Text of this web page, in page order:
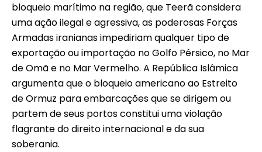
bloqueio marítimo na região, que Teerã considera
uma ação ilegal e agressiva, as poderosas Forças
Armadas iranianas impediriam qualquer tipo de
exportação ou importação no Golfo Pérsico, no Mar
de Omã e no Mar Vermelho. A República Islâmica
argumenta que o bloqueio americano ao Estreito
de Ormuz para embarcações que se dirigem ou
partem de seus portos constitui uma violação
flagrante do direito internacional e da sua
soberania.